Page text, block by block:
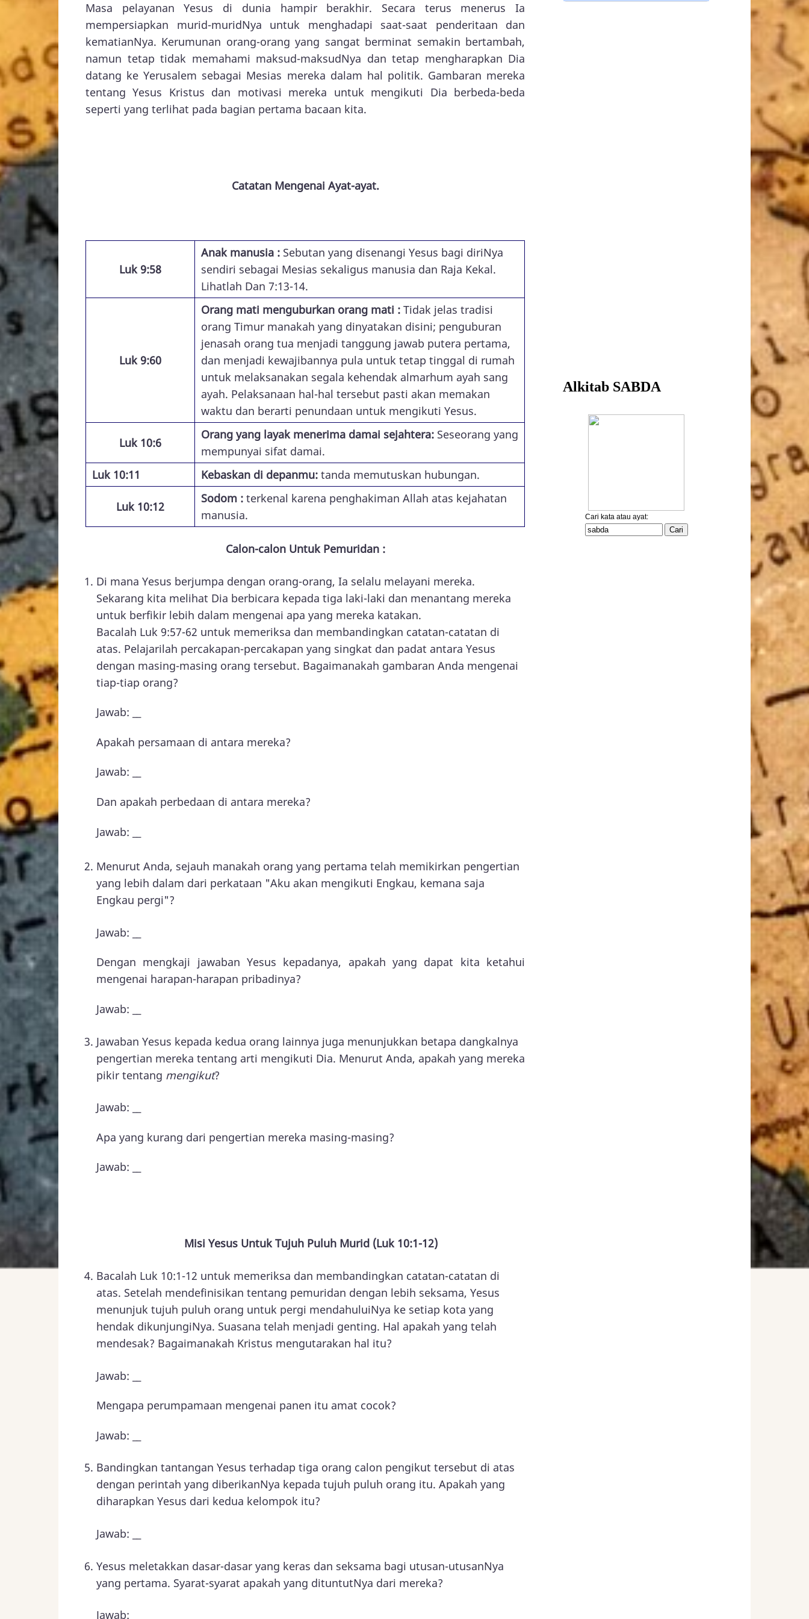
Masa pelayanan Yesus di dunia hampir berakhir. Secara terus menerus Ia
mempersiapkan murid-muridNya untuk menghadapi saat-saat penderitaan dan
kematianNya. Kerumunan orang-orang yang sangat berminat semakin bertambah,
namun tetap tidak memahami maksud-maksudNya dan tetap mengharapkan Dia
datang ke Yerusalem sebagai Mesias mereka dalam hal politik. Gambaran mereka
tentang Yesus Kristus dan motivasi mereka untuk mengikuti Dia berbeda-beda
seperti yang terlihat pada bagian pertama bacaan kita.
Catatan Mengenai Ayat-ayat.
Luk 9:58
Anak manusia : Sebutan yang disenangi Yesus bagi diriNya
sendiri sebagai Mesias sekaligus manusia dan Raja Kekal.
Lihatlah Dan 7:13-14.
Luk 9:60
Orang mati menguburkan orang mati : Tidak jelas tradisi
orang Timur manakah yang dinyatakan disini; penguburan
jenasah orang tua menjadi tanggung jawab putera pertama,
dan menjadi kewajibannya pula untuk tetap tinggal di rumah
untuk melaksanakan segala kehendak almarhum ayah sang
ayah. Pelaksanaan hal-hal tersebut pasti akan memakan
waktu dan berarti penundaan untuk mengikuti Yesus.
Luk 10:6
Orang yang layak menerima damai sejahtera: Seseorang yang
mempunyai sifat damai.
Luk 10:11
Kebaskan di depanmu: tanda memutuskan hubungan.
Luk 10:12
Sodom : terkenal karena penghakiman Allah atas kejahatan
manusia.
Calon-calon Untuk Pemuridan :
Di mana Yesus berjumpa dengan orang-orang, Ia selalu melayani mereka.
Sekarang kita melihat Dia berbicara kepada tiga laki-laki dan menantang mereka
untuk berfikir lebih dalam mengenai apa yang mereka katakan.
Bacalah Luk 9:57-62 untuk memeriksa dan membandingkan catatan-catatan di
atas. Pelajarilah percakapan-percakapan yang singkat dan padat antara Yesus
dengan masing-masing orang tersebut. Bagaimanakah gambaran Anda mengenai
tiap-tiap orang?
Jawab: __
Apakah persamaan di antara mereka?
Jawab: __
Dan apakah perbedaan di antara mereka?
Jawab: __
Menurut Anda, sejauh manakah orang yang pertama telah memikirkan pengertian
yang lebih dalam dari perkataan "Aku akan mengikuti Engkau, kemana saja
Engkau pergi"?
Jawab: __
Dengan mengkaji jawaban Yesus kepadanya, apakah yang dapat kita ketahui
mengenai harapan-harapan pribadinya?
Jawab: __
Jawaban Yesus kepada kedua orang lainnya juga menunjukkan betapa dangkalnya
pengertian mereka tentang arti mengikuti Dia. Menurut Anda, apakah yang mereka
pikir tentang mengikut?
Jawab: __
Apa yang kurang dari pengertian mereka masing-masing?
Jawab: __
Misi Yesus Untuk Tujuh Puluh Murid (Luk 10:1-12)
Bacalah Luk 10:1-12 untuk memeriksa dan membandingkan catatan-catatan di
atas. Setelah mendefinisikan tentang pemuridan dengan lebih seksama, Yesus
menunjuk tujuh puluh orang untuk pergi mendahuluiNya ke setiap kota yang
hendak dikunjungiNya. Suasana telah menjadi genting. Hal apakah yang telah
mendesak? Bagaimanakah Kristus mengutarakan hal itu?
Jawab: __
Mengapa perumpamaan mengenai panen itu amat cocok?
Jawab: __
Bandingkan tantangan Yesus terhadap tiga orang calon pengikut tersebut di atas
dengan perintah yang diberikanNya kepada tujuh puluh orang itu. Apakah yang
diharapkan Yesus dari kedua kelompok itu?
Jawab: __
Yesus meletakkan dasar-dasar yang keras dan seksama bagi utusan-utusanNya
yang pertama. Syarat-syarat apakah yang dituntutNya dari mereka?
Jawab: __